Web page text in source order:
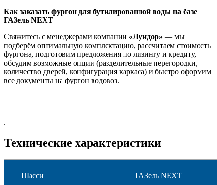
Как заказать фургон для бутилированной воды на базе
ГАЗель NEXT
Свяжитесь с менеджерами компании «Луидор» — мы
подберём оптимальную комплектацию, рассчитаем стоимость
фургона, подготовим предложения по лизингу и кредиту,
обсудим возможные опции (разделительные перегородки,
количество дверей, конфигурация каркаса) и быстро оформим
все документы на фургон водовоз.
.
Технические характеристики
Шасси ГАЗель NEXT